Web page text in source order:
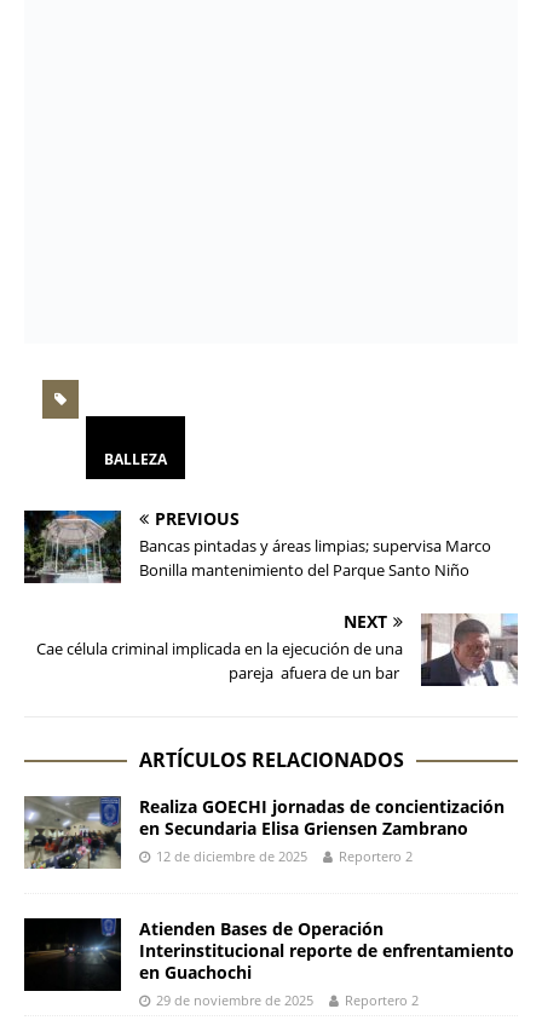
BALLEZA
PREVIOUS
Bancas pintadas y áreas limpias; supervisa Marco
Bonilla mantenimiento del Parque Santo Niño
NEXT
Cae célula criminal implicada en la ejecución de una
pareja afuera de un bar
ARTÍCULOS RELACIONADOS
Realiza GOECHI jornadas de concientización
en Secundaria Elisa Griensen Zambrano
12 de diciembre de 2025 Reportero 2
Atienden Bases de Operación
Interinstitucional reporte de enfrentamiento
en Guachochi
29 de noviembre de 2025 Reportero 2